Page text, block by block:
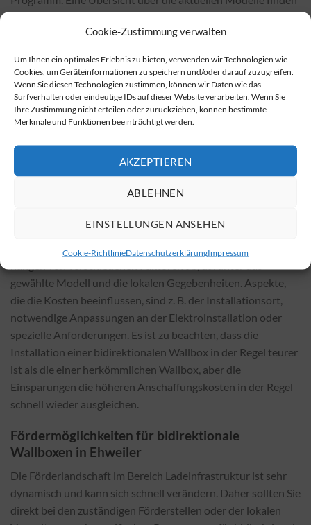
Cookie-Zustimmung verwalten
Um Ihnen ein optimales Erlebnis zu bieten, verwenden wir Technologien wie
Cookies, um Geräteinformationen zu speichern und/oder darauf zuzugreifen.
Wenn Sie diesen Technologien zustimmen, können wir Daten wie das
Surfverhalten oder eindeutige IDs auf dieser Website verarbeiten. Wenn Sie
Ihre Zustimmung nicht erteilen oder zurückziehen, können bestimmte
Merkmale und Funktionen beeinträchtigt werden.
AKZEPTIEREN
ABLEHNEN
EINSTELLUNGEN ANSEHEN
Cookie-RichtlinieDatenschutzerklärungImpressum
Sie in der umfassenden Marktübersicht für bidirektionale
Wo man bidirektionale Wallboxen erwerben
kann
Bidirektionale Wallboxen sind sowohl bei lokalen
Fachhändlern als auch in vielen Online-Shops erhältlich. In
Stationen. Eine Auswahl geeigneter Produkte kann unter
diesem Link zu den bidirektionalen Wallboxen eingesehen
Kosten der Installation und Einflussfaktoren
Die Kosten für die Installation einer bidirektionalen Wallbox
gewählte Modell und die lokalen Gegebenheiten. Aspekte,
die die Kosten beeinflussen, sind z. B. der Installationsort,
notwendige Anpassungen an der Elektroinstallation oder
spezielle Anforderungen. Es ist zu beachten, dass die
Installation einer bidirektionalen Wallbox in der Regel teurer
ist als die einer herkömmlichen Wallbox, aber die
Einsparungen die höheren Anschaffungskosten in der Regel
schnell wieder ausgleichen.
Fördermöglichkeiten für bidirektionale
Wallboxen in Ehweiler
Die Förderlandschaft im Bereich Ladeinfrastruktur ist sehr
dynamisch und kann sich schnell verändern. Daher sollten Sie
direkt bei den zuständigen Förderstellen oder der lokalen